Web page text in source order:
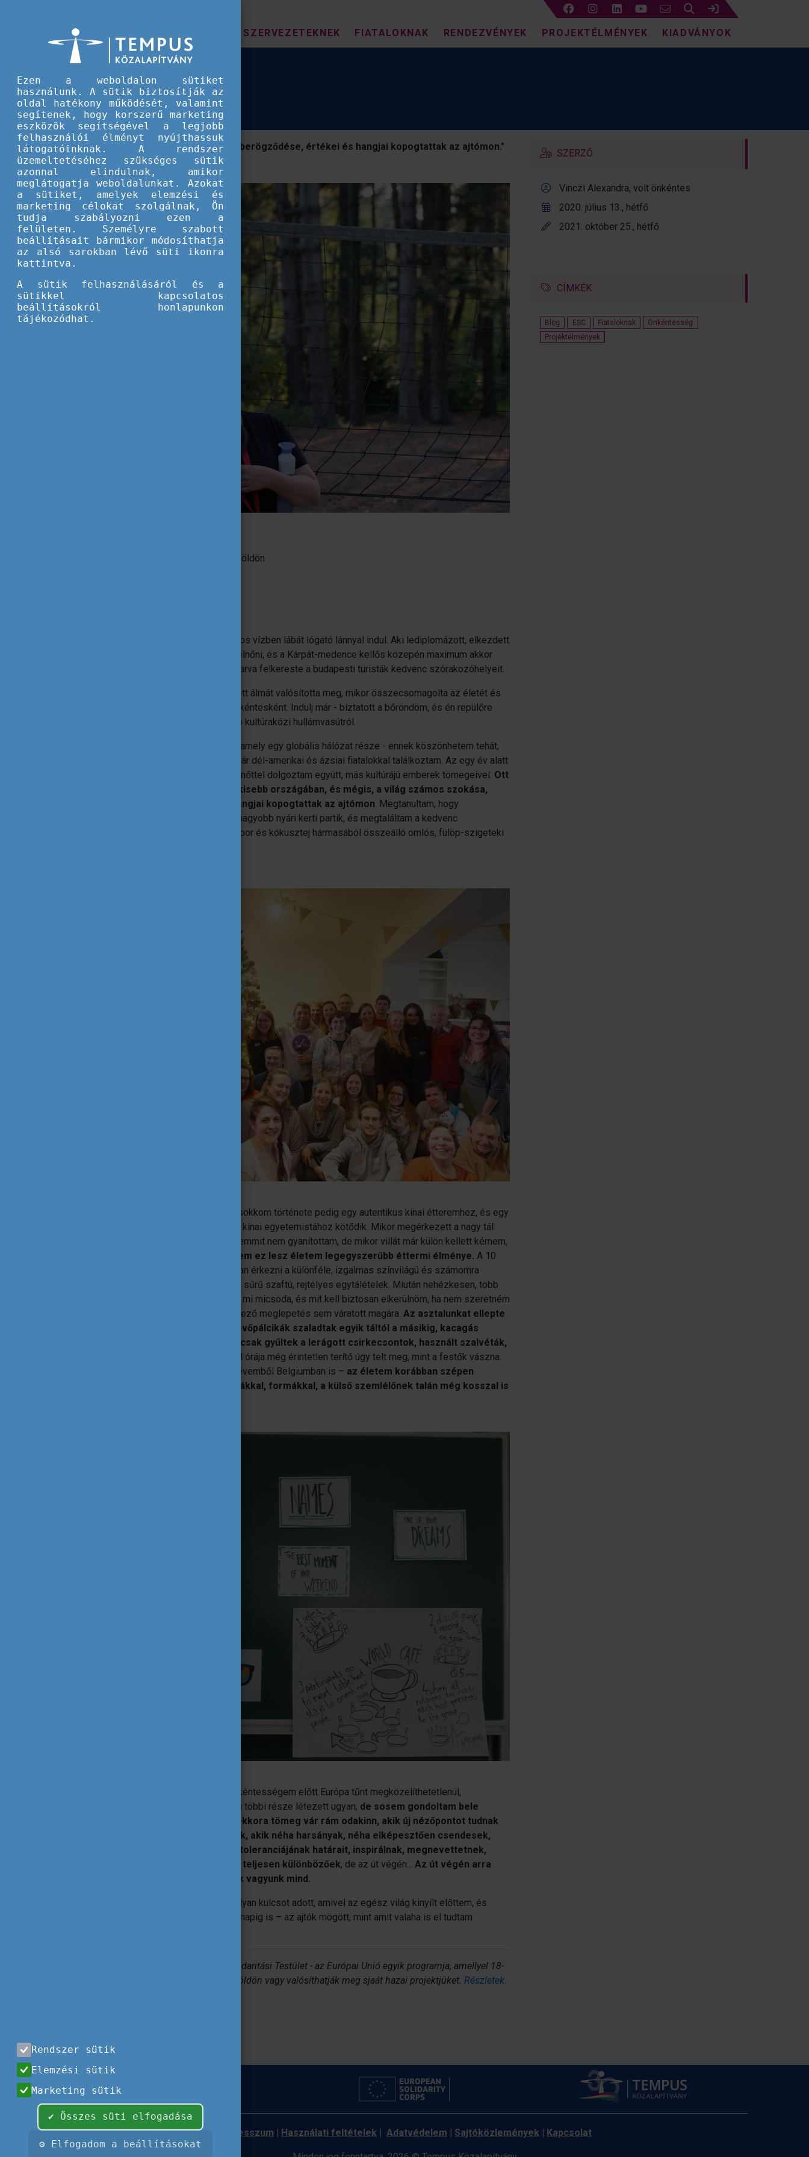
KeresésBejelentkezés
SZERVEZETEKNEK FIATALOKNAK RENDEZVÉNYEK PROJEKTÉLMÉNYEK KIADVÁNYOK
Európai Szolidaritási Testület Kinyílt a világ!
Kinyílt a világ!
"...a világ számos szokása, kulturális berögződése, értékei és hangjai kopogtattak az ajtómon."
Ismerd meg Szandi történetét!
: egyéni önkéntesség külföldön
A történetem egy kissé közönyös, langyos vízben lábát lógató lánnyal indul. Aki lediplomázott, elkezdett
dolgozni, albérletbe költözött, kezdett felnőni, és a Kárpát-medence kellős közepén maximum akkor
érte interkulturális benyomás, ha készakarva felkereste a budapesti turisták kedvenc szórakozóhelyeit.
Én voltam ez a lány, aki régóta dédelgetett álmát valósította meg, mikor összecsomagolta az életét és
úgy döntött, Belgiumban tölt egy évet önkéntesként. Indulj már - bíztatott a bőröndöm, és én repülőre
szálltam - mit sem sejtve az előttem álló kultúraközi hullámvasútról.
Egy olyan civil szervezetnél dolgoztam, amely egy globális hálózat része - ennek köszönhetem tehát,
hogy a belga életem második hetében már dél-amerikai és ázsiai fiatalokkal találkoztam. Az egy év alatt
pedig megszámlálhatatlan fiatallal és felnőttel dolgoztam együtt, más kultúrájú emberek tömegeivel. Ott
voltam Belgiumban, Európa egyik legkisebb országában, és mégis, a világ számos szokása,
kulturális berögződése, értékei és hangjai kopogtattak az ajtómon. Megtanultam, hogy
Argentínában karácsonykor vannak a legnagyobb nyári kerti partik, és megtaláltam a kedvenc
édességemet is: a földimogyoró, kakaó por és kókusztej hármasából összeálló omlós, fülöp-szigeteki
Az egyik legemlékezetesebb kulturális sokkom története pedig egy autentikus kínai étteremhez, és egy
nyári egyetemen résztvevő, nagy csapat kínai egyetemistához kötődik. Mikor megérkezett a nagy tál
gőzölgő rizs az asztal közepére, még semmit nem gyanítottam, de mikor villát már külön kellett kérnem,
talán nem ez lesz életem legegyszerűbb éttermi élménye. A 10
fős asztalunkhoz ezután kezdtek sorjában érkezni a különféle, izgalmas színvilágú és számomra
sosem érzett illatú fő fogások, húsok és sűrű szaftú, rejtélyes egytálételek. Miután nehézkesen, több
ember segítségével megfejtettem, hogy mi micsoda, és mit kell biztosan elkerülnöm, ha nem szeretném
most kipróbálni a marhanyelvet, a következő meglepetés sem váratott magára. Az asztalunkat ellepte
a teljes káosz. Egymást keresztező evőpálcikák szaladtak egyik táltól a másikig, kacagás
visszhangzott, a tálkák között egyre csak gyűltek a lerágott csirkecsontok, használt szalvéták,
A fél órája még érintetlen terítő úgy telt meg, mint a festők vászna.
Műalkotás lett a káoszból, ahogy az én évemből Belgiumban is – az életem korábban szépen
megterített abrosza elképesztő mintákkal, formákkal, a külső szemlélőnek talán még kosszal is
A világ hatalmas. Számomra az ESC* önkéntességem előtt Európa tűnt megközelíthetetlenül,
bebarangolhatatlanul óriásinak, és a világ többi része létezett ugyan, de sosem gondoltam bele
igazán, hogy ez mit is jelent. Hogy mekkora tömeg vár rám odakinn, akik új nézőpontot tudnak
adni, akik önkéntelenül is fejlesztenek, akik néha harsányak, néha elképesztően csendesek,
akik folyamatosan nyújtják az ember toleranciájának határait, inspirálnak, megnevettetnek,
elképesztenek, akik mind, egyenként teljesen különbözőek, de az út végén... Az út végén arra
jöttem rá, hogy mégis csak hasonlóak vagyunk mind.
Az én önkéntes évem Belgiumban egy olyan kulcsot adott, amivel az egész világ kinyílt előttem, és
sokkal több rejtőzött – és rejtőzik a mai napig is – az ajtók mögött, mint amit valaha is el tudtam
*European Solidarity Corps, Európai Szolidaritási Testület - az Európai Unió egyik programja, amellyel 18-
30 éves fiatalok önkénteskedhetnek külföldön vagy valósíthatják meg sjaát hazai projektjüket. Részletek.
SZERZŐ
Vinczi Alexandra, volt önkéntes
2020. július 13., hétfő
2021. október 25., hétfő
CÍMKÉK
Blog ESC Fiataloknak
Önkéntesség
Projektélmények
Impresszum | Használati feltételek | Adatvédelem | Sajtóközlemények | Kapcsolat
Ezen a weboldalon sütiket
használunk. A sütik biztosítják az
oldal hatékony működését, valamint
segítenek, hogy korszerű marketing
eszközök segítségével a legjobb
felhasználói élményt nyújthassuk
látogatóinknak. A rendszer
üzemeltetéséhez szükséges sütik
azonnal elindulnak, amikor
meglátogatja weboldalunkat. Azokat
a sütiket, amelyek elemzési és
marketing célokat szolgálnak, Ön
tudja szabályozni ezen a
felületen. Személyre szabott
beállításait bármikor módosíthatja
az alsó sarokban lévő süti ikonra
kattintva.
A sütik felhasználásáról és a
sütikkel kapcsolatos
beállításokról honlapunkon
tájékozódhat.
Rendszer sütik
Elemzési sütik
Marketing sütik
✔ Összes süti elfogadása
⚙ Elfogadom a beállításokat